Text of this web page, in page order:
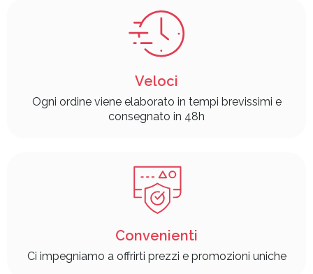
Veloci
Ogni ordine viene elaborato in tempi brevissimi e
consegnato in 48h
Convenienti
Ci impegniamo a offrirti prezzi e promozioni uniche